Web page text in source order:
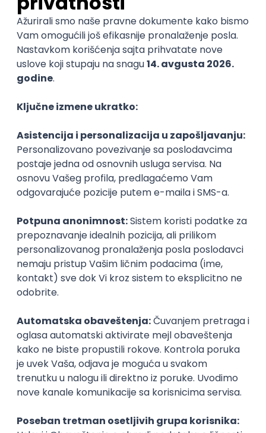
Poslovi iz drugih gradova.
Inženjer za infrastrukturu i
pouzdanost sistema (DevOps)
Glas naroda d.o.o.
Beograd
250.000,00 - 350.000,00 RSD (net)
Linux
@
POSLOVI NA MAIL
KATEGORIJA
TEHNOLOGIJA
POSLODAVAC
GRAD
Najnoviji poslovi svakog dana u tvom
inboxu
DevOps Engineer
IGT D&B d.o.o.
3.7
Beograd | Hibrid
02.09.2026.
Linux AWS Ansible DevOps
Kubernetes